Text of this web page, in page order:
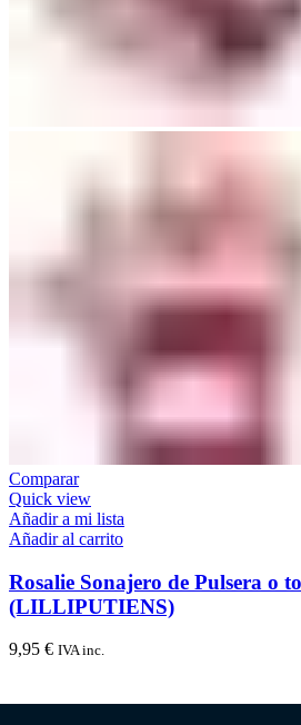
Comparar
Quick view
Añadir a mi lista
Añadir al carrito
Rosalie Sonajero de Pulsera o
(LILLIPUTIENS)
9,95 € IVA inc.